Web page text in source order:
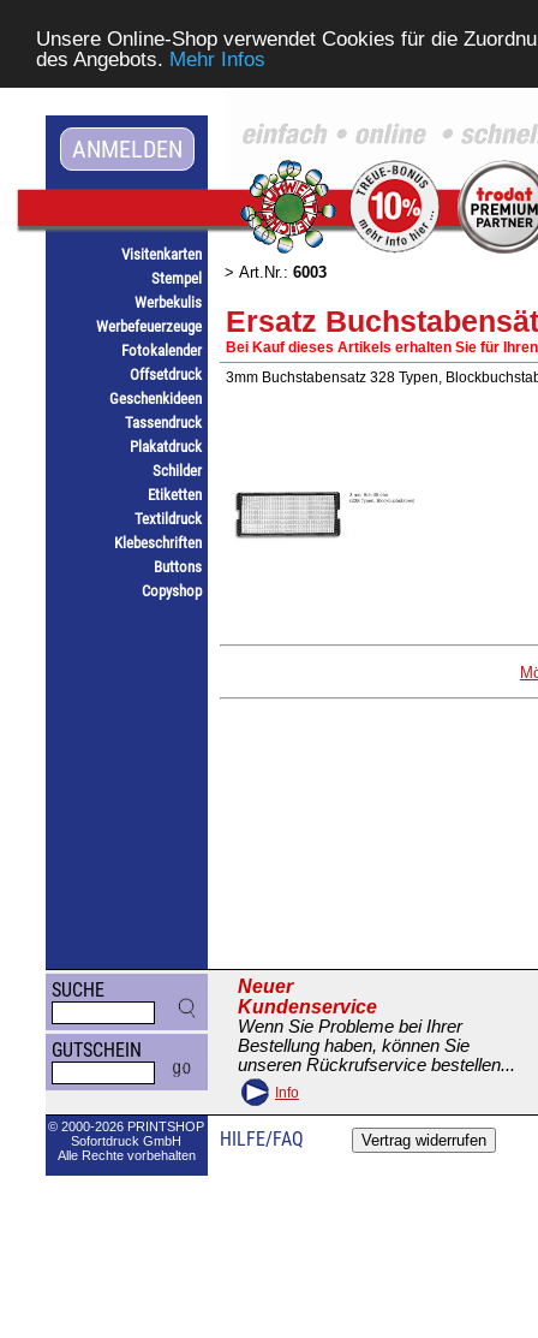
Unsere Online-Shop verwendet Cookies für die
des Angebots. Mehr Infos
ANMELDEN
Visitenkarten
Stempel
Werbekulis
Werbefeuerzeuge
Fotokalender
Offsetdruck
Geschenkideen
Tassendruck
Plakatdruck
Schilder
Etiketten
Textildruck
Klebeschriften
Buttons
Copyshop
> Art.Nr.: 6003
Ersatz
Bei Kauf dieses Artikels erhalten Sie für
3mm Buchstabensatz 328 Typen,
SUCHE
GUTSCHEIN
Neuer
Kundenservice
Wenn Sie Probleme bei Ihrer
Bestellung haben, können Sie
unseren Rückrufservice bestellen...
Info
© 2000-2026 PRINTSHOP
Sofortdruck GmbH
Alle Rechte vorbehalten
HILFE/FAQ